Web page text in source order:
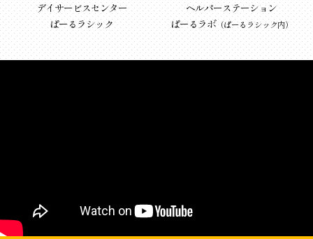
デイサービスセンター
ぱーるラシック
ヘルパーステーション
ぱーるラボ（ぱーるラシック内）